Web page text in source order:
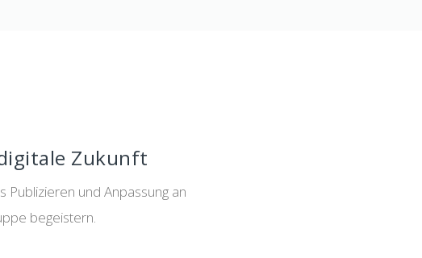
Zukunft
Publizieren und Anpassung an
begeistern.